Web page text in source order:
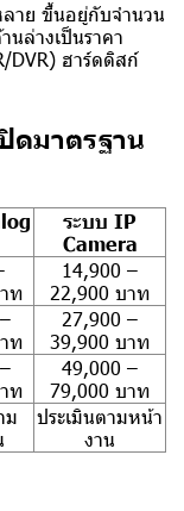
าย ขึ้นอยู่กับจำนวน
นล่างเป็นราคา
DVR) ฮาร์ดดิสก์
ดมาตรฐาน
ระบบ IP
Camera
ท
14,900 –
22,900 บาท
ท
27,900 –
39,900 บาท
ท
49,000 –
79,000 บาท
ม
ประเมินตามหน้า
งาน